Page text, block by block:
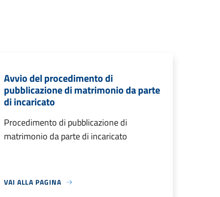
Avvio del procedimento di
pubblicazione di matrimonio da parte
di incaricato
Procedimento di pubblicazione di
matrimonio da parte di incaricato
VAI ALLA PAGINA